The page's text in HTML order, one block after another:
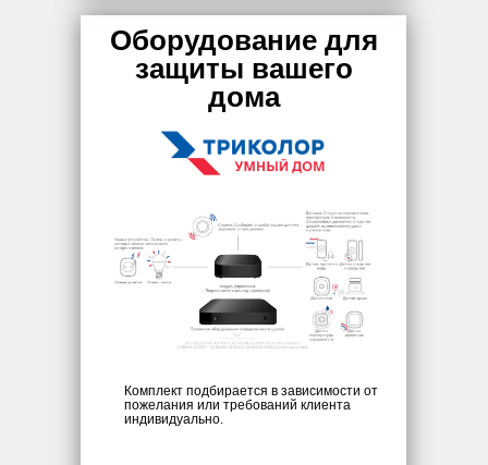
Оборудование для
защиты вашего
дома
Комплект подбирается в зависимости от
пожелания или требований клиента
индивидуально.